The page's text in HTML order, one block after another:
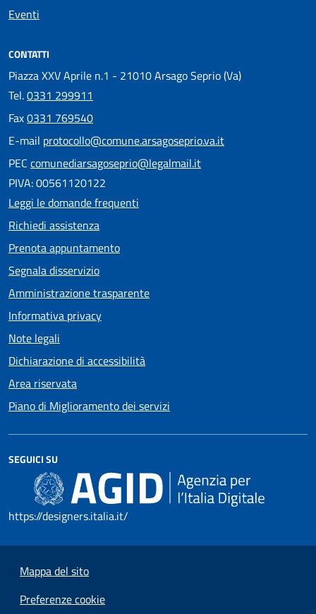
Eventi
CONTATTI
Piazza XXV Aprile n.1 - 21010 Arsago Seprio (Va)
Tel.0331 299911
Fax0331 769540
E-mail protocollo@comune.arsagoseprio.va.it
PEC comunediarsagoseprio@legalmail.it
PIVA: 00561120122
Leggi le domande frequenti
Richiedi assistenza
Prenota appuntamento
Segnala disservizio
Amministrazione trasparente
Informativa privacy
Note legali
Dichiarazione di accessibilità
Area riservata
Piano di Miglioramento dei servizi
SEGUICI SU
https://designers.italia.it/
Mappa del sito
Preferenze cookie